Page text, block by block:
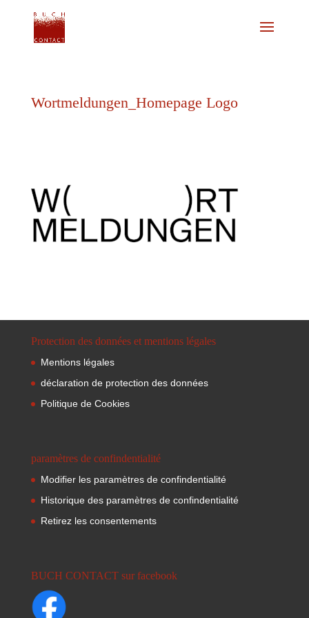
Wortmeldungen_Homepage Logo
Protection des données et mentions légales
Mentions légales
déclaration de protection des données
Politique de Cookies
paramètres de confindentialité
Modifier les paramètres de confindentialité
Historique des paramètres de confindentialité
Retirez les consentements
BUCH CONTACT sur facebook